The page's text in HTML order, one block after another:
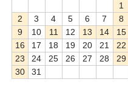
1
2
3 4 5 6 7
8
9
10 11 12 13 14
15
16
17 18 19 20 21
22
23
24 25 26 27 28
29
30
31